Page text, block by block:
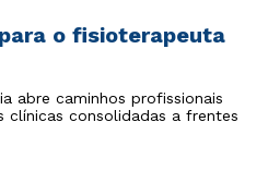
o fisioterapeuta
abre caminhos profissionais
clínicas consolidadas a frentes